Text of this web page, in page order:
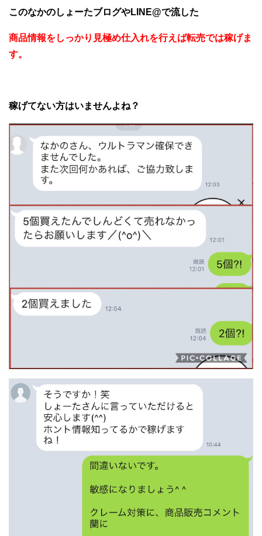
このなかのしょーたブログやLINE@で流した
商品情報をしっかり見極め仕入れを行えば転売では稼げま
す。
稼げてない方はいませんよね？